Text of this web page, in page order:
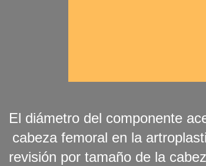
El diámetro del componente
cabeza femoral en la
revisión por tamaño de la